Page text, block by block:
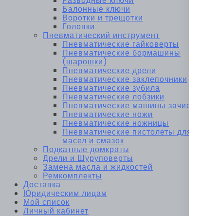
Балонные ключи
Воротки и трещотки
Головки
Пневматический инструмент
Пневматические гайковерты
Пневматические бормашины
(шарошки)
Пневматические дрели
Пневматические заклепочники
Пневматические зубила
Пневматические лобзики
Пневматические машины зачистные
Пневматические ножи
Пневматические ножницы
Пневматические пистолеты для
масел и смазок
Подкатные домкраты
Дрели и Шуруповерты
Замена масла и жидкостей
Ремкомплекты
Доставка
Юридическим лицам
Мой список
Личный кабинет